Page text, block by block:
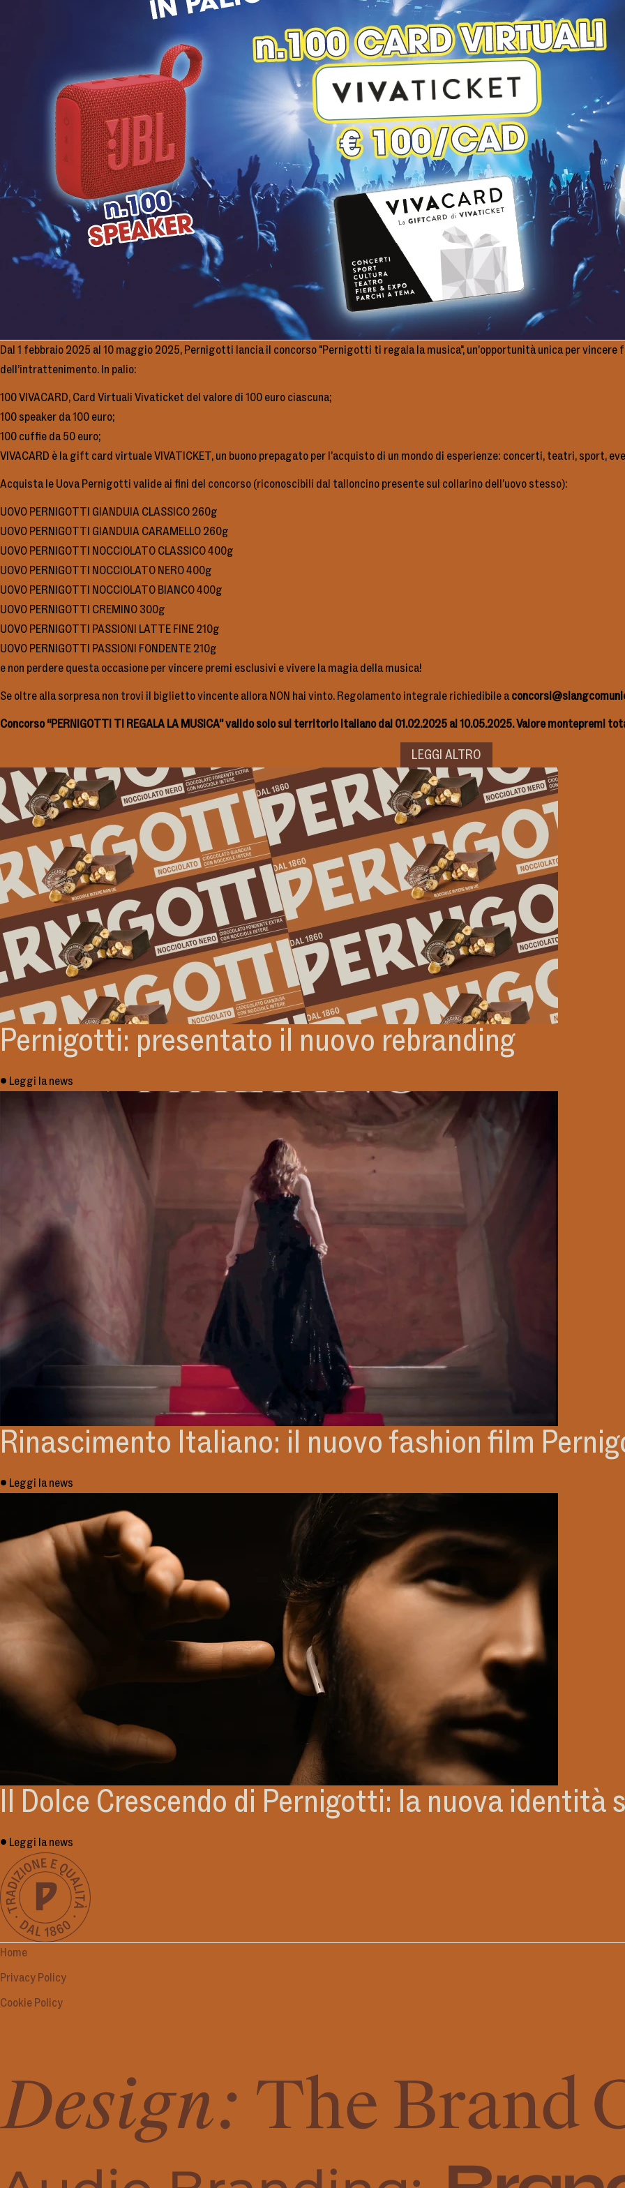
Dal 1 febbraio 2025 al 10 maggio 2025, Pernigotti lancia il concorso "Pernigotti ti regala la musica", un’opportunità unica per
dell’intrattenimento. In palio:
100 VIVACARD, Card Virtuali Vivaticket del valore di 100 euro ciascuna;
100 speaker da 100 euro;
100 cuffie da 50 euro;
VIVACARD è la gift card virtuale VIVATICKET, un buono prepagato per l’acquisto di un mondo di esperienze: concerti, teatri, sport,
Acquista le Uova Pernigotti valide ai fini del concorso (riconoscibili dal talloncino presente sul collarino dell’uovo stesso):
UOVO PERNIGOTTI GIANDUIA CLASSICO 260g
UOVO PERNIGOTTI GIANDUIA CARAMELLO 260g
UOVO PERNIGOTTI NOCCIOLATO CLASSICO 400g
UOVO PERNIGOTTI NOCCIOLATO NERO 400g
UOVO PERNIGOTTI NOCCIOLATO BIANCO 400g
UOVO PERNIGOTTI CREMINO 300g
UOVO PERNIGOTTI PASSIONI LATTE FINE 210g
UOVO PERNIGOTTI PASSIONI FONDENTE 210g
e non perdere questa occasione per vincere premi esclusivi e vivere la magia della musica!
Se oltre alla sorpresa non trovi il biglietto vincente allora NON hai vinto. Regolamento integrale richiedibile a
Concorso “PERNIGOTTI TI REGALA LA MUSICA” valido solo sul territorio italiano dal 01.02.2025 al 10.05.2025. Valore montepremi
LEGGI ALTRO
Pernigotti: presentato il nuovo rebranding
• Leggi la news
Rinascimento Italiano: il nuovo fashion film
• Leggi la news
Il Dolce Crescendo di Pernigotti: la nuova identità
• Leggi la news
Home
Privacy Policy
Cookie Policy